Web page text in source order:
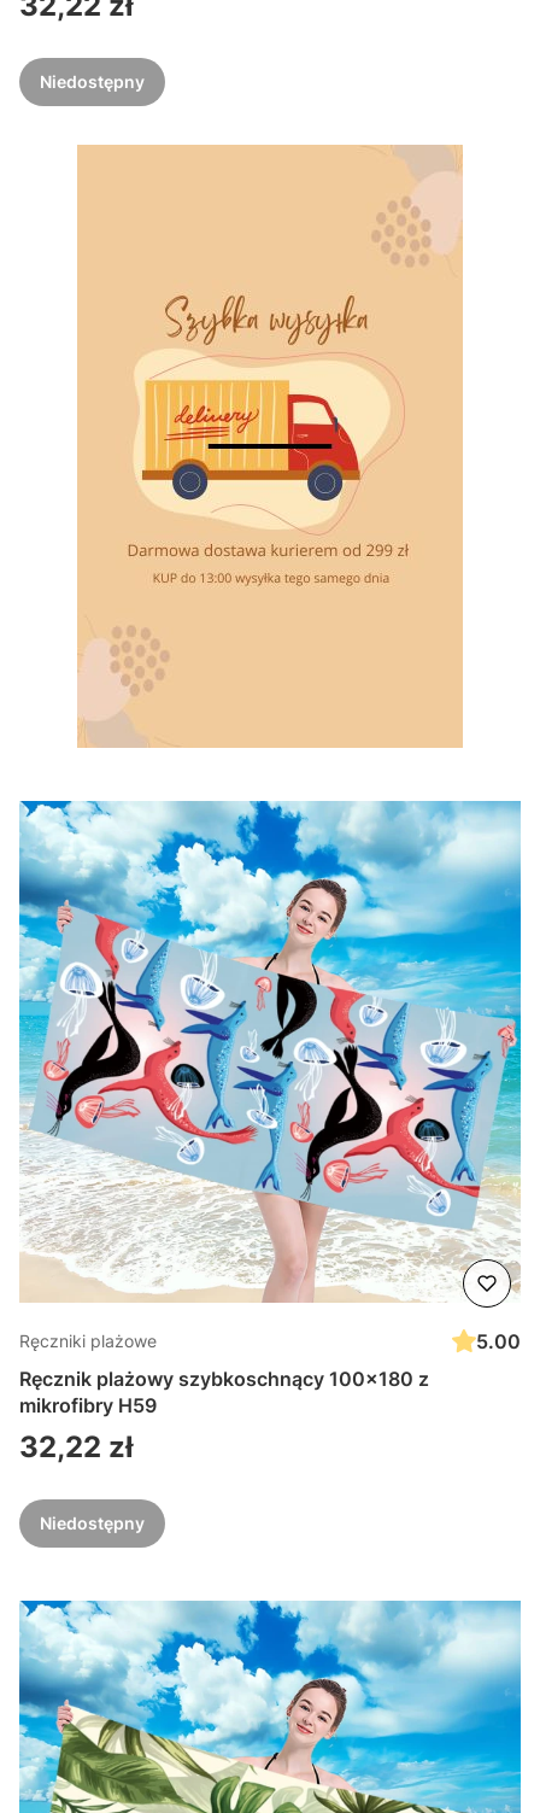
Niedostępny
Ręczniki plażowe
5.00
Ręcznik plażowy szybkoschnący 100x180 z
mikrofibry H59
Cena
32,22 zł
Niedostępny